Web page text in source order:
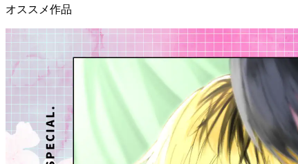
オススメ作品